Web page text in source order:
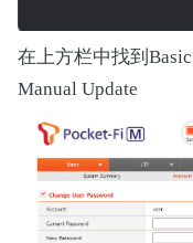
在上方栏中找到
Manual Update